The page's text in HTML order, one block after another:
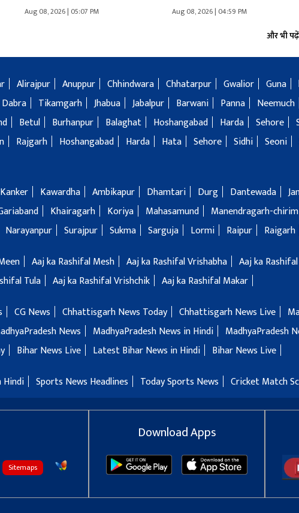
Aug 08, 2026 | 05:07 PM Aug 08, 2026 | 04:59 PM
और भी
Alirajpur Anuppur Chhindwara Chhatarpur Gwalior Guna
Dabra Tikamgarh Jhabua Jabalpur Barwani Panna Neemuch
Betul Burhanpur Balaghat Hoshangabad Harda Sehore
Rajgarh Hoshangabad Harda Hata Sehore Sidhi Seoni
Kanker Kawardha Ambikapur Dhamtari Durg Dantewada
Khairagarh Koriya Mahasamund Manendragarh-
Narayanpur Surajpur Sukma Sarguja Lormi Raipur Raigarh
Aaj ka Rashifal Mesh Aaj ka Rashifal Vrishabha Aaj ka
Tula Aaj ka Rashifal Vrishchik Aaj ka Rashifal Makar
CG News Chhattisgarh News Today Chhattisgarh News Live
News MadhyaPradesh News in Hindi MadhyaPradesh
Bihar News Live Latest Bihar News in Hindi Bihar News Live
Hindi Sports News Headlines Today Sports News Cricket Match
Sitemaps
Download Apps